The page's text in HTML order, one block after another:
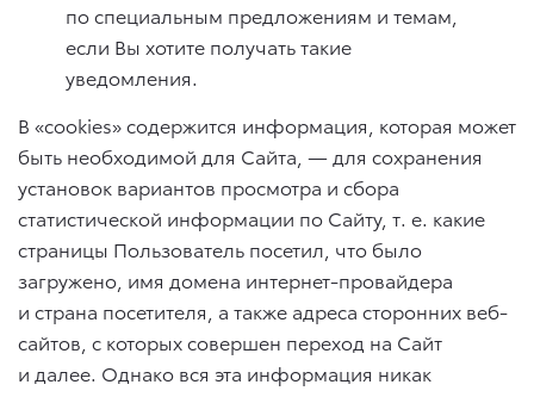
по специальным предложениям и темам,
если Вы хотите получать такие
уведомления.
В «cookies» содержится информация, которая может
быть необходимой для Сайта, — для сохранения
установок вариантов просмотра и сбора
статистической информации по Сайту, т. е. какие
страницы Пользователь посетил, что было
загружено, имя домена интернет-провайдера
и страна посетителя, а также адреса сторонних веб-
сайтов, с которых совершен переход на Сайт
и далее. Однако вся эта информация никак